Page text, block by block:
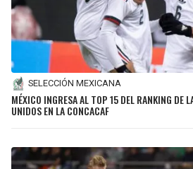
SELECCIÓN MEXICANA
MÉXICO INGRESA AL TOP 15 DEL RANKING DE
UNIDOS EN LA CONCACAF